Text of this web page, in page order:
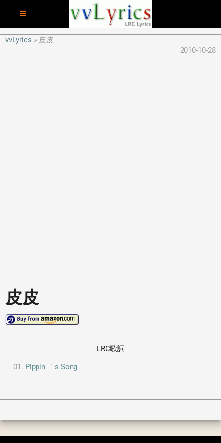
vvLyrics
皮皮
2010-10-28
皮皮
LRC歌詞
Pippin ＇s Song